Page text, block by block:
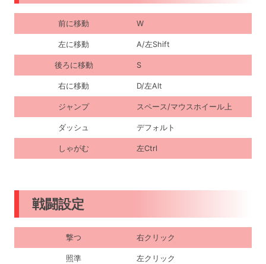
前に移動 W
左に移動 A/左Shift
後ろに移動 S
右に移動 D/左Alt
ジャンプ スペース/マウスホイール上
ダッシュ デフォルト
しゃがむ 左Ctrl
戦闘設定
撃つ 右クリック
照準 左クリック